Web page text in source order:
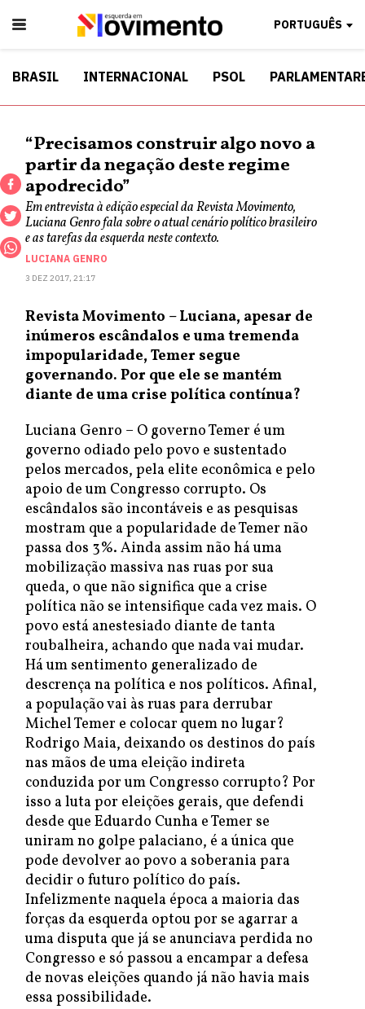
PORTUGUÊS
BRASIL INTERNACIONAL PSOL
“Precisamos construir algo novo a
partir da negação deste regime
apodrecido”
Em entrevista à edição especial da Revista Movimento,
Luciana Genro fala sobre o atual cenário político brasileiro
e as tarefas da esquerda neste contexto.
LUCIANA GENRO
3 DEZ 2017, 21:17
Revista Movimento – Luciana, apesar de
inúmeros escândalos e uma tremenda
impopularidade, Temer segue
governando. Por que ele se mantém
diante de uma crise política contínua?
Luciana Genro – O governo Temer é um
governo odiado pelo povo e sustentado
pelos mercados, pela elite econômica e pelo
apoio de um Congresso corrupto. Os
escândalos são incontáveis e as pesquisas
mostram que a popularidade de Temer não
passa dos 3%. Ainda assim não há uma
mobilização massiva nas ruas por sua
queda, o que não significa que a crise
política não se intensifique cada vez mais. O
povo está anestesiado diante de tanta
roubalheira, achando que nada vai mudar.
Há um sentimento generalizado de
descrença na política e nos políticos. Afinal,
a população vai às ruas para derrubar
Michel Temer e colocar quem no lugar?
Rodrigo Maia, deixando os destinos do país
nas mãos de uma eleição indireta
conduzida por um Congresso corrupto? Por
isso a luta por eleições gerais, que defendi
desde que Eduardo Cunha e Temer se
uniram no golpe palaciano, é a única que
pode devolver ao povo a soberania para
decidir o futuro político do país.
Infelizmente naquela época a maioria das
forças da esquerda optou por se agarrar a
uma disputa que já se anunciava perdida no
Congresso e só passou a encampar a defesa
de novas eleições quando já não havia mais
essa possibilidade.